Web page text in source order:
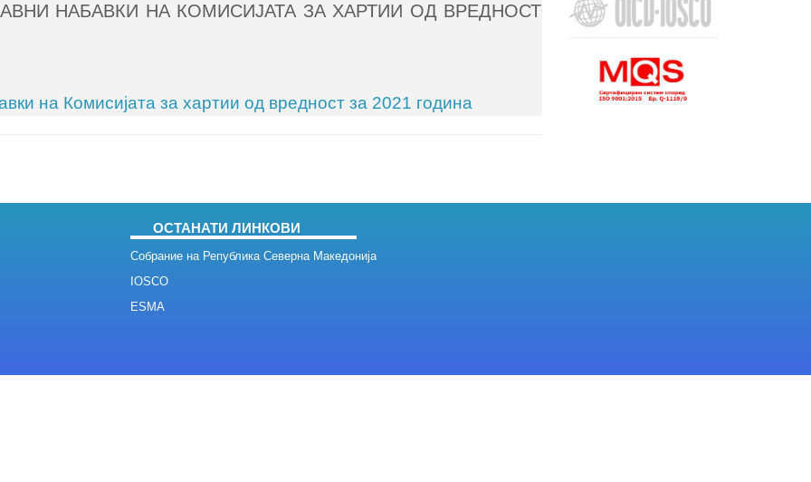
НАБАВКИ НА КОМИСИЈАТА ЗА ХАРТИИ ОД ВРЕДНОСТ
на Комисијата за хартии од вредност за 2021 година
ОСТАНАТИ ЛИНКОВИ
Собрание на Република Северна Македонија
IOSCO
ESMA